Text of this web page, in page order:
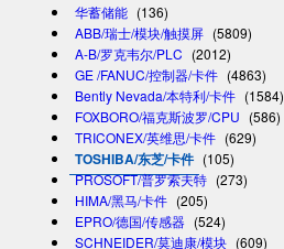
华蓄储能 (136)
ABB/瑞士/模块/触摸屏 (5809)
A-B/罗克韦尔/PLC (2012)
GE /FANUC/控制器/卡件 (4863)
Bently Nevada/本特利/卡件 (1584)
FOXBORO/福克斯波罗/CPU (586)
TRICONEX/英维思/卡件 (629)
TOSHIBA/东芝/卡件 (105)
PROSOFT/普罗索夫特 (273)
HIMA/黑马/卡件 (205)
EPRO/德国/传感器 (524)
SCHNEIDER/莫迪康/模块 (609)